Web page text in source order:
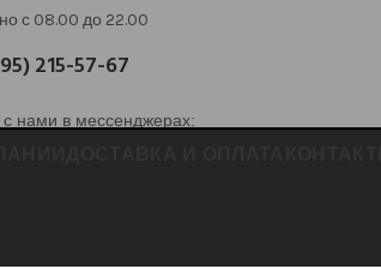
с 08.00 до 22.00
215-57-67
с нами в мессенджерах: